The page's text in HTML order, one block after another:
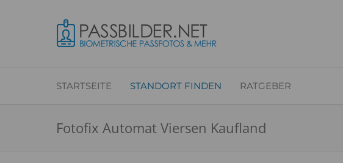
STARTSEITE STANDORT FINDEN RATGEBER
Fotofix Automat Viersen Kaufland